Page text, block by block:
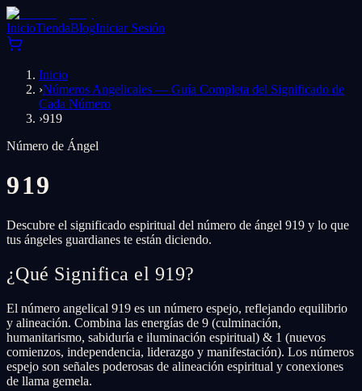
InicioTiendaBlogIniciar Sesión
Inicio
›Números Angelicales — Guía Completa del Significado de
Cada Número
›919
Número de Ángel
919
Descubre el significado espiritual del número de ángel 919 y lo que
tus ángeles guardianes te están diciendo.
¿Qué Significa el 919?
El número angelical 919 es un número espejo, reflejando equilibrio
y alineación. Combina las energías de 9 (culminación,
humanitarismo, sabiduría e iluminación espiritual) & 1 (nuevos
comienzos, independencia, liderazgo y manifestación). Los números
espejo son señales poderosas de alineación espiritual y conexiones
de llama gemela.